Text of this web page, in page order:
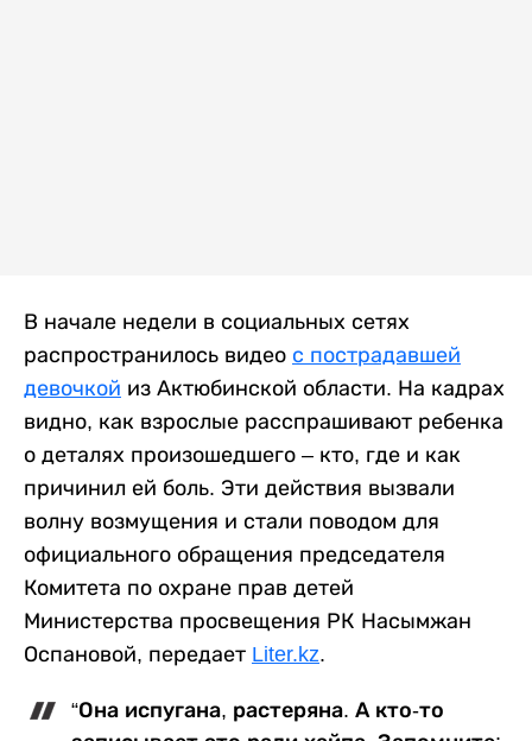
В начале недели в социальных сетях
распространилось видео с пострадавшей
девочкой из Актюбинской области. На кадрах
видно, как взрослые расспрашивают ребенка
о деталях произошедшего – кто, где и как
причинил ей боль. Эти действия вызвали
волну возмущения и стали поводом для
официального обращения председателя
Комитета по охране прав детей
Министерства просвещения РК Насымжан
Оспановой, передает Liter.kz.
“Она испугана, растеряна. А кто-то